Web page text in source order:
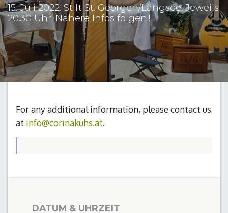
15. Juli 2022. Stift St. Georgen/Längsee. Jeweils
20.30 Uhr. Nähere Infos folgen!!
For any additional information, please contact us
at info@corinakuhs.at.
DATUM & UHRZEIT